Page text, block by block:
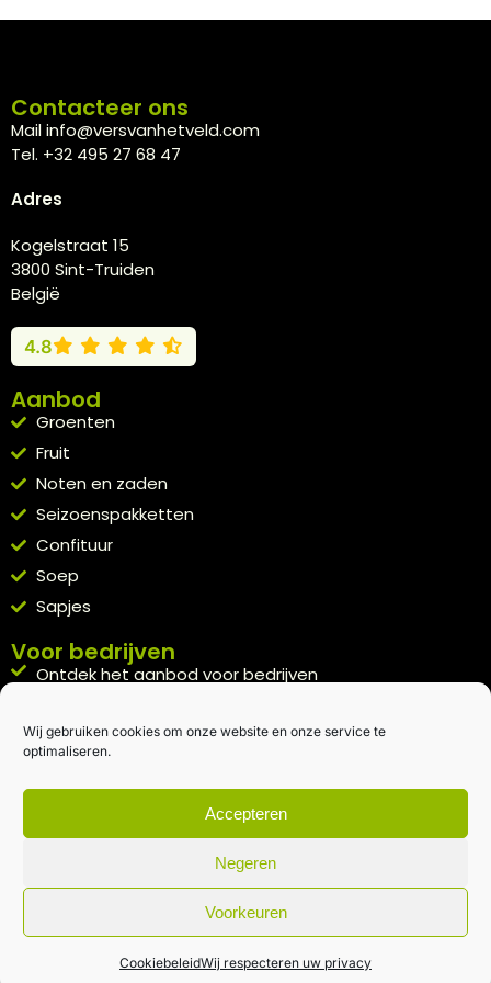
Wij gebruiken cookies om onze website en onze service te
optimaliseren.
Accepteren
Negeren
Voorkeuren
CookiebeleidWij respecteren uw privacy
Contacteer ons
Mail info@versvanhetveld.com
Tel. +32 495 27 68 47
Adres
Kogelstraat 15
3800 Sint-Truiden
België
4.8
Aanbod
Groenten
Fruit
Noten en zaden
Seizoenspakketten
Confituur
Soep
Sapjes
Voor bedrijven
Ontdek het aanbod voor bedrijven
Kennismakingspakket aanvragen
Blijft op de hoogte
Rechtstreeks van het veld naar je inbox.
Inschrijven nieuwsbrief
Algemene voorwaarden|Privacybeleid| gemaakt met door
creativitijd